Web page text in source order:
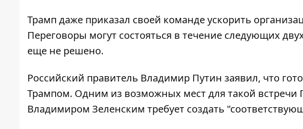
Трамп даже приказал своей командеускорить
Переговоры могут состояться в течение следующих
еще не решено.
Российский правитель Владимир Путин заявил, что
Трампом. Одним из возможных мест для такой встречи
Владимиром Зеленским требует создать